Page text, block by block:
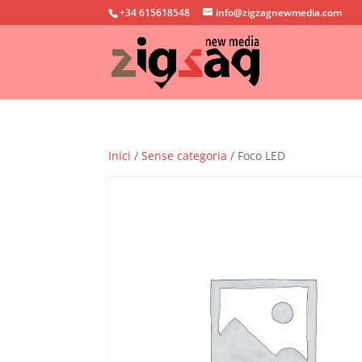
+34 615618548 info@zigzagnewmedia.com
Inici /Sense categoria / Foco LED